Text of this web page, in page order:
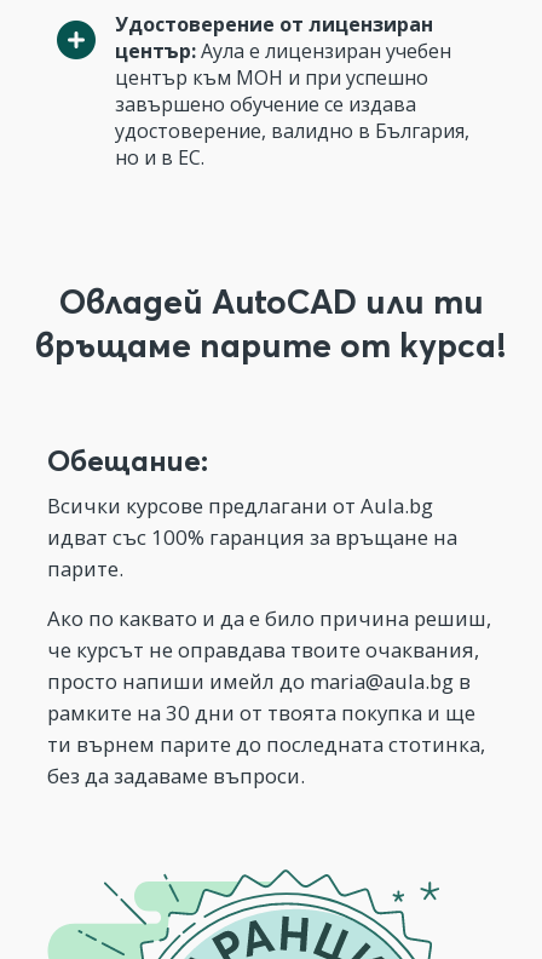
Удостоверение от лицензиран
център:Аула е лицензиран учебен
център към МОН и при успешно
завършено обучение се издава
удостоверение, валидно в България,
но и в ЕС.
Овладей AutoCAD или ти
връщаме парите от курса!
Обещание:
Всички курсове предлагани от Aula.bg
идват със 100% гаранция за връщане на
парите.
Ако по каквато и да е било причина решиш,
че курсът не оправдава твоите очаквания,
просто напиши имейл до maria@aula.bg в
рамките на 30 дни от твоята покупка и ще
ти върнем парите до последната стотинка,
без да задаваме въпроси.